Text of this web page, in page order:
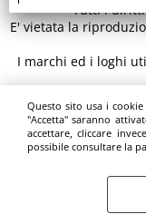
Questo sito usa i
"Accetta" saranno
accettare, cliccare
possibile consultare la
Tutti i diritti
E' vietata la
I marchi ed i loghi
scopo illustrativo
Cooky